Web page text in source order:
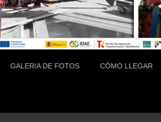
GALERIA DE FOTOS CÓMO LLEGAR